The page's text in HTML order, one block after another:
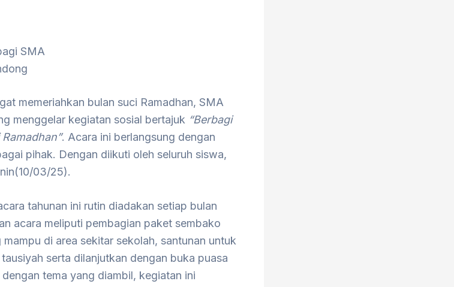
SMA
memeriahkan bulan suci Ramadhan, SMA
menggelar kegiatan sosial bertajuk “Berbagi
. Acara ini berlangsung dengan
pihak. Dengan diikuti oleh seluruh siswa,
03/25).
tahunan ini rutin diadakan setiap bulan
acara meliputi pembagian paket sembako
di area sekitar sekolah, santunan untuk
serta dilanjutkan dengan buka puasa
tema yang diambil, kegiatan ini